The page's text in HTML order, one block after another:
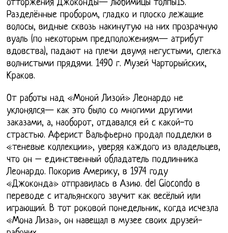
отторжения Джоконды— любимицы толпы15.
Разделённые пробором, гладко и плоско лежащие
волосы, видные сквозь накинутую на них прозрачную
вуаль (по некоторым предположениям— атрибут
вдовства), падают на плечи двумя негустыми, слегка
волнистыми прядями. 1490 г. Музей Чарторыйских,
Краков.
От работы над «Моной Лизой» Леонардо не
уклонялся— как это было со многими другими
заказами, а, наоборот, отдавался ей с какой-то
страстью. Аферист Вальфьерно продал подделки в
«теневые коллекции», уверяя каждого из владельцев,
что он – единственный обладатель подлинника
Леонардо. Покорив Америку, в 1974 году
«Джоконда» отправилась в Азию. del Giocondo в
переводе с итальянского звучит как весёлый или
играющий. В тот роковой понедельник, когда исчезла
«Мона Лиза», он навещал в музее своих друзей-